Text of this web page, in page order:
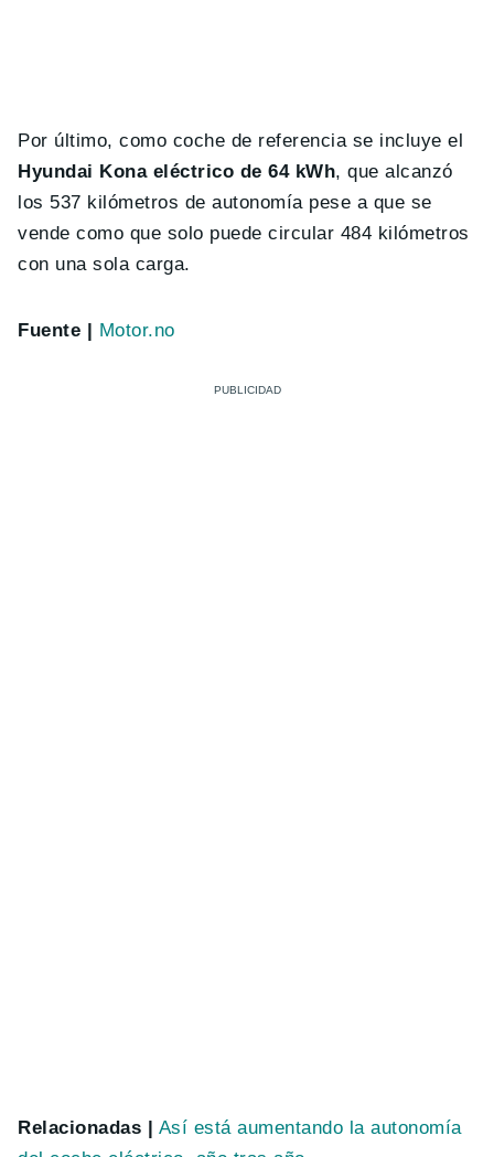
Por último, como coche de referencia se incluye el
Hyundai Kona eléctrico de 64 kWh, que alcanzó
los 537 kilómetros de autonomía pese a que se
vende como que solo puede circular 484 kilómetros
con una sola carga.
Fuente | Motor.no
Relacionadas | Así está aumentando la autonomía